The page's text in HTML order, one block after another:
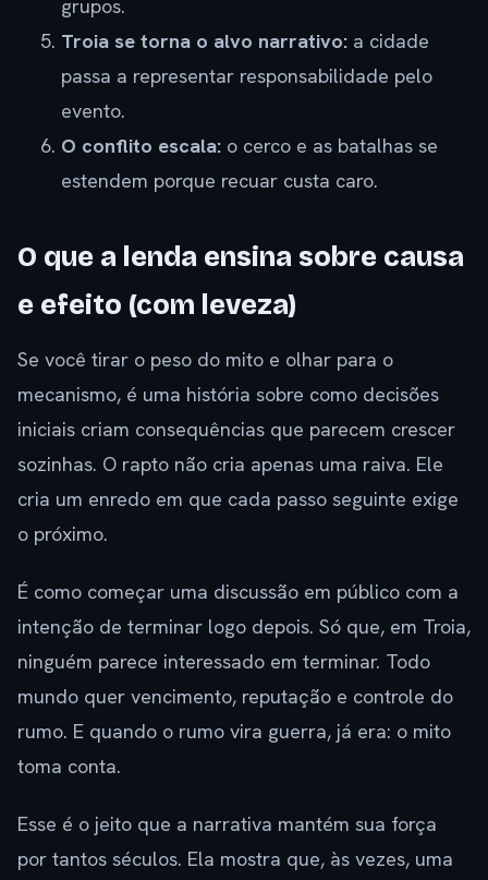
grupos.
Troia se torna o alvo narrativo: a cidade
passa a representar responsabilidade pelo
evento.
O conflito escala: o cerco e as batalhas se
estendem porque recuar custa caro.
O que a lenda ensina sobre causa
e efeito (com leveza)
Se você tirar o peso do mito e olhar para o
mecanismo, é uma história sobre como decisões
iniciais criam consequências que parecem crescer
sozinhas. O rapto não cria apenas uma raiva. Ele
cria um enredo em que cada passo seguinte exige
o próximo.
É como começar uma discussão em público com a
intenção de terminar logo depois. Só que, em Troia,
ninguém parece interessado em terminar. Todo
mundo quer vencimento, reputação e controle do
rumo. E quando o rumo vira guerra, já era: o mito
toma conta.
Esse é o jeito que a narrativa mantém sua força
por tantos séculos. Ela mostra que, às vezes, uma